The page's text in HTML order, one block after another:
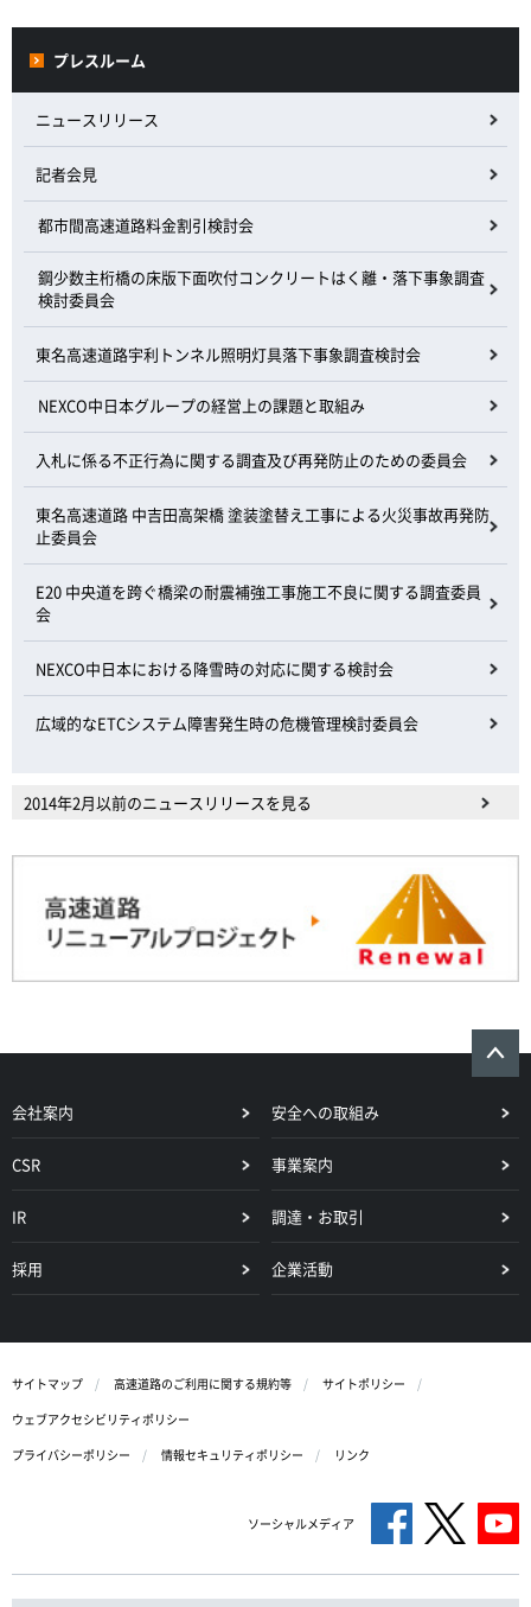
プレスルーム
ニュースリリース
記者会見
都市間高速道路料金割引検討会
鋼少数主桁橋の床版下面吹付コンクリートはく離・落下事象調査
検討委員会
東名高速道路宇利トンネル照明灯具落下事象調査検討会
NEXCO中日本グループの経営上の課題と取組み
入札に係る不正行為に関する調査及び再発防止のための委員会
東名高速道路 中吉田高架橋 塗装塗替え工事による火災事故再発防
止委員会
E20 中央道を跨ぐ橋梁の耐震補強工事施工不良に関する調査委員
会
NEXCO中日本における降雪時の対応に関する検討会
広域的なETCシステム障害発生時の危機管理検討委員会
2014年2月以前のニュースリリースを見る
会社案内 安全への取組み
CSR 事業案内
IR 調達・お取引
採用 企業活動
サイトマップ 高速道路のご利用に関する規約等
サイトポリシー
ウェブアクセシビリティポリシー
プライバシーポリシー
情報セキュリティポリシー リンク
ソーシャルメディア